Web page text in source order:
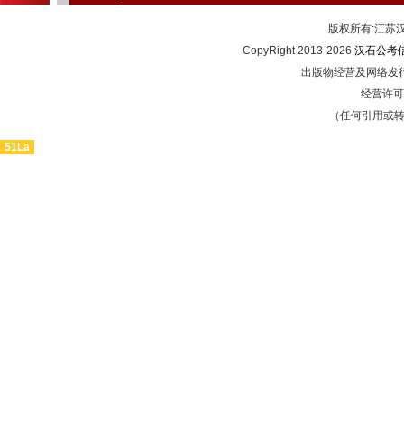
版权所有:江
CopyRight 2013-2026 汉石公考
出版物经营及网络发
经营许
（任何引用或
51La